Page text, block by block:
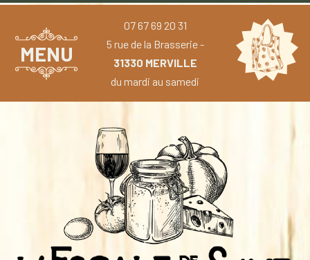
MENU
07 67 69 20 31
5 rue de la Brasserie -
31330 MERVILLE
du mardi au samedi